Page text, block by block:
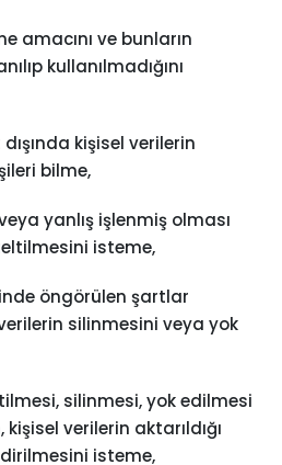
amacını ve bunların
kullanılmadığını
kişisel verilerin
bilme,
yanlış işlenmiş olması
isteme,
öngörülen şartlar
silinmesini veya yok
silinmesi, yok edilmesi
verilerin aktarıldığı
isteme,